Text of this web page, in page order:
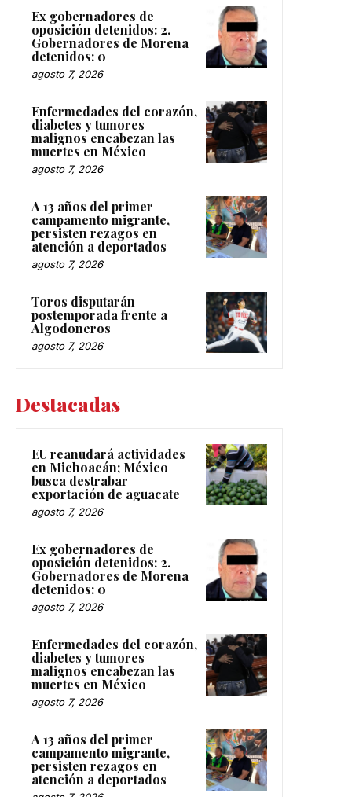
Ex gobernadores de
oposición detenidos: 2.
Gobernadores de Morena
detenidos: 0
agosto 7, 2026
Enfermedades del corazón,
diabetes y tumores
malignos encabezan las
muertes en México
agosto 7, 2026
A 13 años del primer
campamento migrante,
persisten rezagos en
atención a deportados
agosto 7, 2026
Toros disputarán
postemporada frente a
Algodoneros
agosto 7, 2026
Destacadas
EU reanudará actividades
en Michoacán; México
busca destrabar
exportación de aguacate
agosto 7, 2026
Ex gobernadores de
oposición detenidos: 2.
Gobernadores de Morena
detenidos: 0
agosto 7, 2026
Enfermedades del corazón,
diabetes y tumores
malignos encabezan las
muertes en México
agosto 7, 2026
A 13 años del primer
campamento migrante,
persisten rezagos en
atención a deportados